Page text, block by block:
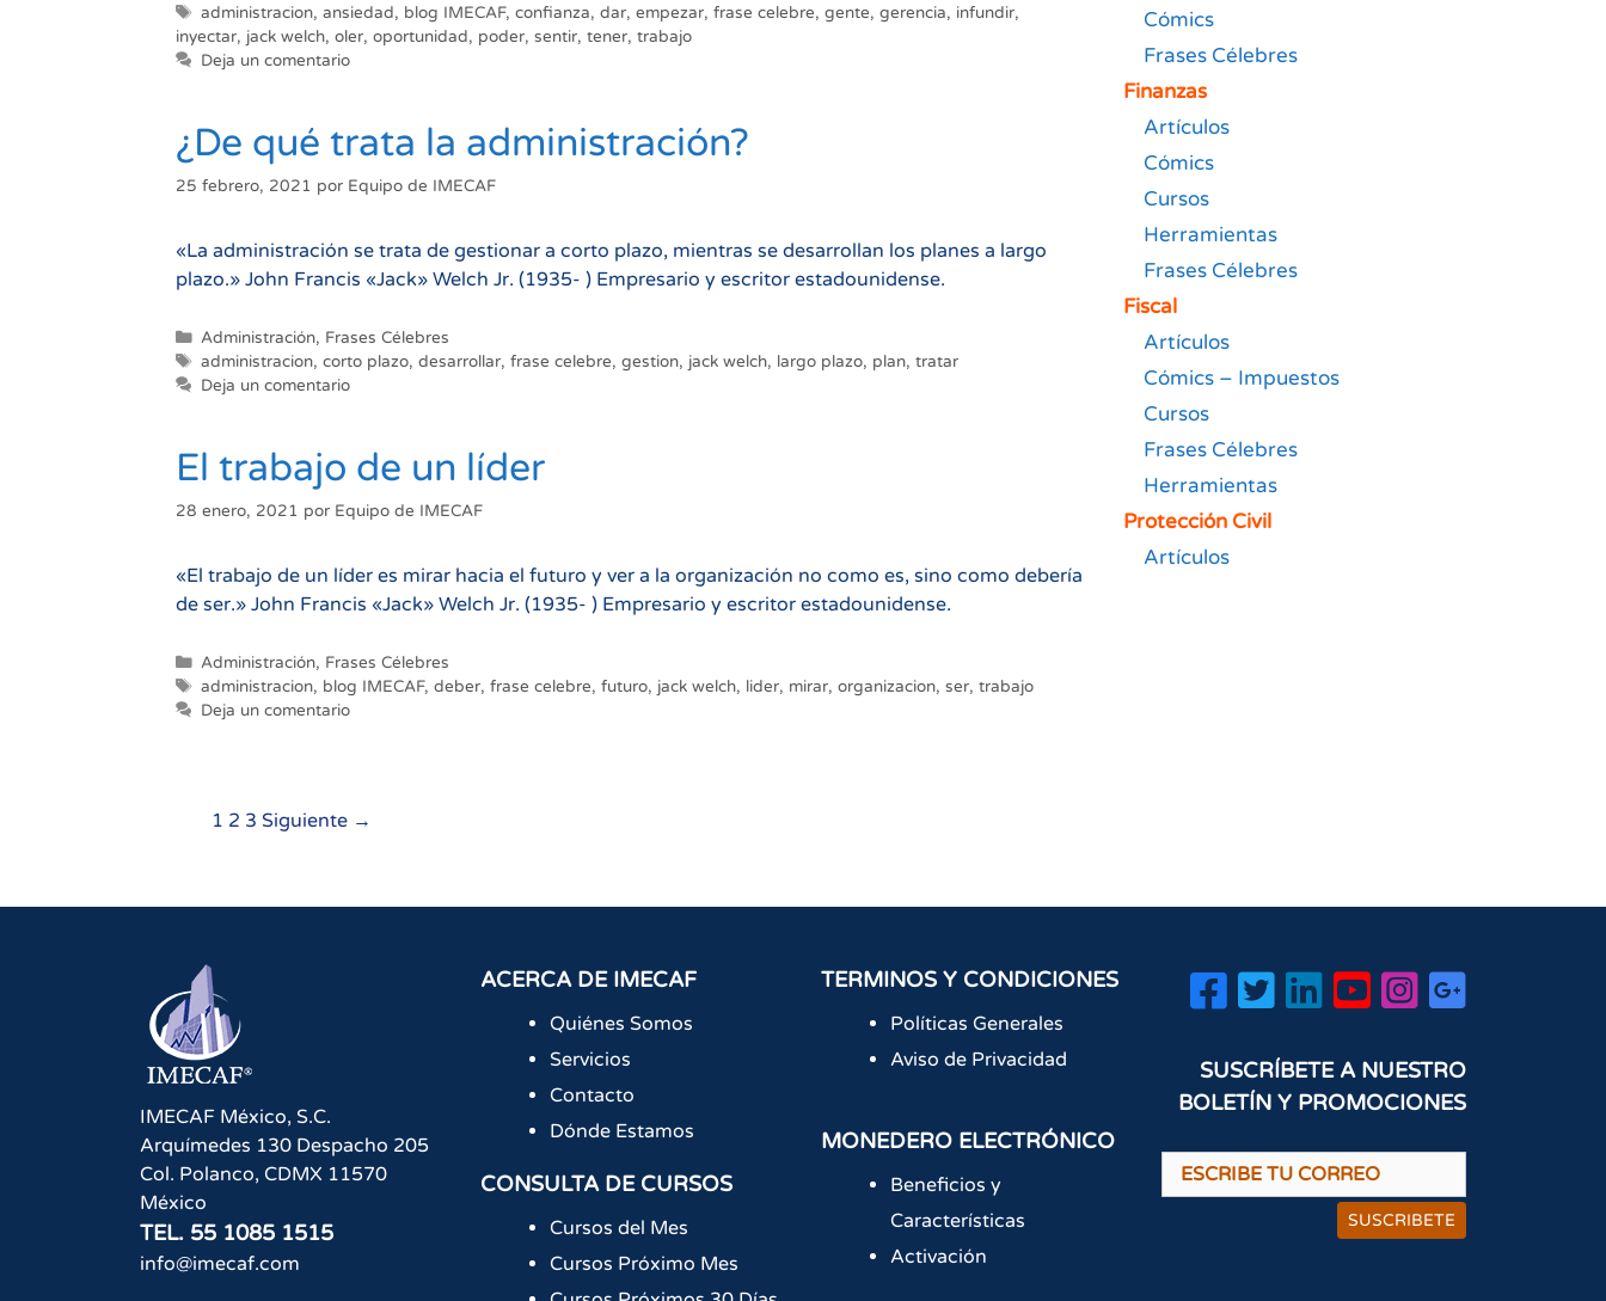
Etiquetas
administracion,ansiedad, blog IMECAF,confianza,dar,empezar,frase celebre,gente,gerencia, infundir,
inyectar, jack welch, oler, oportunidad, poder, sentir, tener, trabajo
Deja un comentario
¿De qué trata la administración?
25 febrero, 2021 por Equipo de IMECAF
«La administración se trata de gestionar a corto plazo, mientras se desarrollan los planes a largo
plazo.» John Francis «Jack» Welch Jr. (1935- ) Empresario y escritor estadounidense.
Categorías
Administración, Frases Célebres
Etiquetas
administracion,corto plazo,desarrollar,frase celebre,gestion, jack welch, largo plazo, plan,tratar
Deja un comentario
El trabajo de un líder
28 enero, 2021 por Equipo de IMECAF
«El trabajo de un líder es mirar hacia el futuro y ver a la organización no como es, sino como debería
de ser.» John Francis «Jack» Welch Jr. (1935- ) Empresario y escritor estadounidense.
Categorías
Administración, Frases Célebres
Etiquetas
administracion, blog IMECAF,deber,frase celebre,futuro, jack welch, lider, mirar,organizacion,ser,trabajo
Deja un comentario
Navegación
1 2 3 Siguiente →
Cómics
Frases Célebres
Finanzas
Artículos
Cómics
Cursos
Herramientas
Frases Célebres
Fiscal
Artículos
Cómics – Impuestos
Cursos
Frases Célebres
Herramientas
Protección Civil
Artículos
IMECAF México, S.C.
Arquímedes 130 Despacho 205
Col. Polanco, CDMX 11570
México
TEL. 55 1085 1515
info@imecaf.com
ACERCA DE IMECAF
Quiénes Somos
Servicios
Contacto
Dónde Estamos
CONSULTA DE CURSOS
Cursos del Mes
Cursos Próximo Mes
TERMINOS Y CONDICIONES
Políticas Generales
Aviso de Privacidad
MONEDERO ELECTRÓNICO
Beneficios y
Características
Activación
SUSCRÍBETE A NUESTRO
BOLETÍN Y PROMOCIONES
SUSCRIBETE